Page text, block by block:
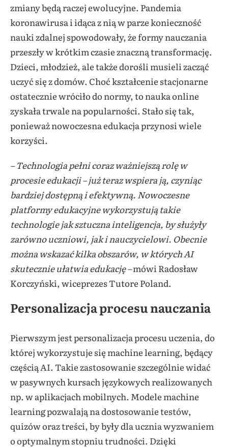
zmiany będą raczej ewolucyjne. Pandemia
koronawirusa i idąca z nią w parze konieczność
nauki zdalnej spowodowały, że formy nauczania
przeszły w krótkim czasie znaczną transformację.
Dzieci, młodzież, ale także dorośli musieli zacząć
uczyć się z domów. Choć kształcenie stacjonarne
ostatecznie wróciło do normy, to nauka online
zyskała trwale na popularności. Stało się tak,
ponieważ nowoczesna edukacja przynosi wiele
korzyści.
– Technologia pełni coraz ważniejszą rolę w
procesie edukacji – już teraz wspiera ją, czyniąc
bardziej dostępną i efektywną. Nowoczesne
platformy edukacyjne wykorzystują takie
technologie jak sztuczna inteligencja, by służyły
zarówno uczniowi, jak i nauczycielowi. Obecnie
można wskazać kilka obszarów, w których AI
skutecznie ułatwia edukację –mówi Radosław
Korczyński, wiceprezes Tutore Poland.
Personalizacja procesu nauczania
Pierwszym jest personalizacja procesu uczenia, do
której wykorzystuje się machine learning, będący
częścią AI. Takie zastosowanie szczególnie widać
w pasywnych kursach językowych realizowanych
np. w aplikacjach mobilnych. Modele machine
learning pozwalają na dostosowanie testów,
quizów oraz treści, by były dla ucznia wyzwaniem
o optymalnym stopniu trudności. Dzięki